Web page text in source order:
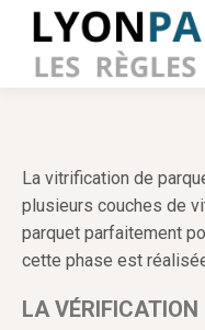
La vitrification de
plusieurs couches de
parquet parfaitement
cette phase est
LA VÉRIFICATION